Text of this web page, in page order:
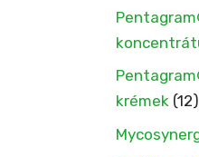
krémek (12)